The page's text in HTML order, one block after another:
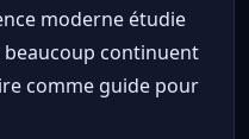
moderne étudie
continuent
comme guide pour